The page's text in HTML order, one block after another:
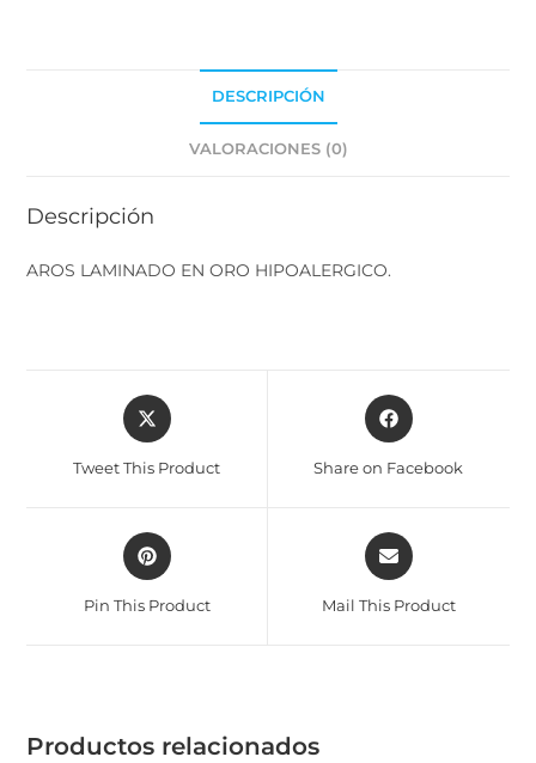
DESCRIPCIÓN
VALORACIONES (0)
Descripción
AROS LAMINADO EN ORO HIPOALERGICO.
Tweet This Product Share on Facebook
Pin This Product Mail This Product
Productos relacionados